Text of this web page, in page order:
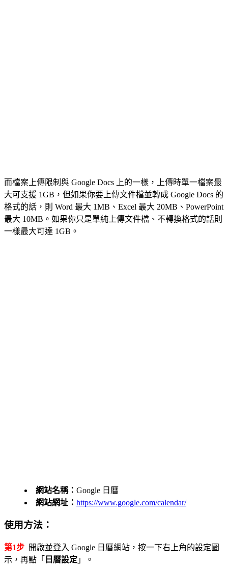
而檔案上傳限制與 Google Docs 上的一樣，上傳時單一檔案最
大可支援 1GB，但如果你要上傳文件檔並轉成 Google Docs 的
格式的話，則 Word 最大 1MB、Excel 最大 20MB、PowerPoint
最大 10MB。如果你只是單純上傳文件檔、不轉換格式的話則
一樣最大可達 1GB。
網站名稱： Google 日曆
網站網址： https://www.google.com/calendar/
使用方法：
第1步 開啟並登入 Google 日曆網站，按一下右上角的設定圖
示，再點「 日曆設定 」。